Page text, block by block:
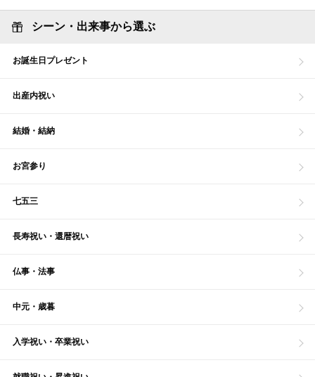
シーン・出来事から選ぶ
お誕生日プレゼント
出産内祝い
結婚・結納
お宮参り
七五三
長寿祝い・還暦祝い
仏事・法事
中元・歳暮
入学祝い・卒業祝い